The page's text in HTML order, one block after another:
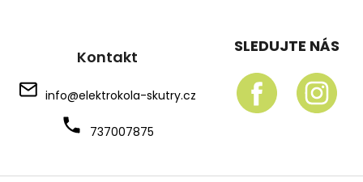
Kontakt
info@elektrokola-skutry.cz
737007875
SLEDUJTE NÁS